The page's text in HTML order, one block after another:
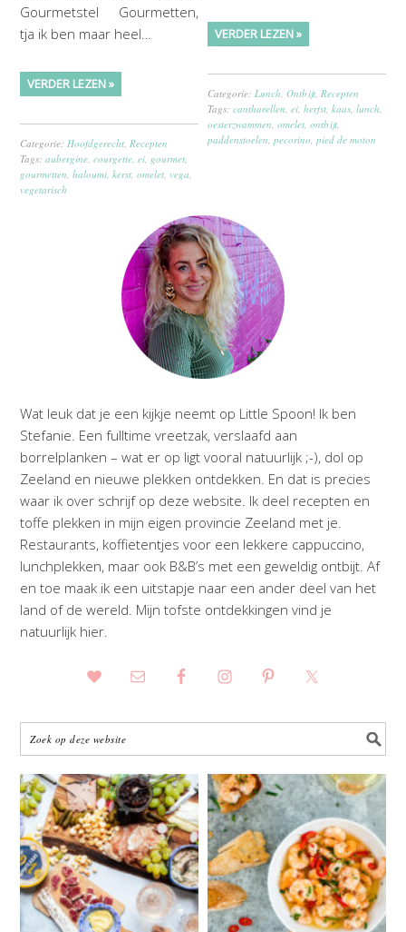
Gourmetstel Gourmetten,
tja ik ben maar heel…
VERDER LEZEN »
Categorie: Hoofdgerecht Recepten
Tags:aubergine ,courgette ,ei gourmet
gourmetten ,haloumi ,kerst ,omelet vega
vegetarisch
VERDER LEZEN »
Categorie: Lunch ,Ontbijt Recepten
Tags:cantharellen ,ei ,herfst ,kaas ,lunch
oesterzwammen ,omelet ,ontbijt
paddenstoelen ,pecorino ,pied de moton
Wat leuk dat je een kijkje neemt op Little Spoon! Ik ben
Stefanie. Een fulltime vreetzak, verslaafd aan
borrelplanken – wat er op ligt vooral natuurlijk ;-), dol op
Zeeland en nieuwe plekken ontdekken. En dat is precies
waar ik over schrijf op deze website. Ik deel recepten en
toffe plekken in mijn eigen provincie Zeeland met je.
Restaurants, koffietentjes voor een lekkere cappuccino,
lunchplekken, maar ook B&B’s met een geweldig ontbijt. Af
en toe maak ik een uitstapje naar een ander deel van het
land of de wereld. Mijn tofste ontdekkingen vind je
natuurlijk hier.